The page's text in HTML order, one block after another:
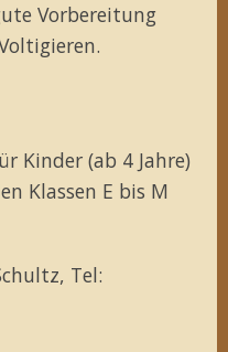
Vorbereitung
Kinder (ab 4 Jahre)
Klassen E bis M
Tel: